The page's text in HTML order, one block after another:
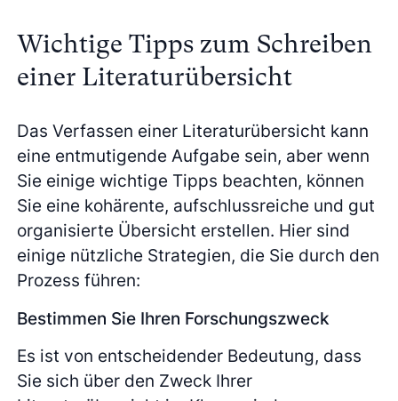
Wichtige Tipps zum Schreiben
einer Literaturübersicht
Das Verfassen einer Literaturübersicht kann
eine entmutigende Aufgabe sein, aber wenn
Sie einige wichtige Tipps beachten, können
Sie eine kohärente, aufschlussreiche und gut
organisierte Übersicht erstellen. Hier sind
einige nützliche Strategien, die Sie durch den
Prozess führen:
Bestimmen Sie Ihren Forschungszweck
Es ist von entscheidender Bedeutung, dass
Sie sich über den Zweck Ihrer